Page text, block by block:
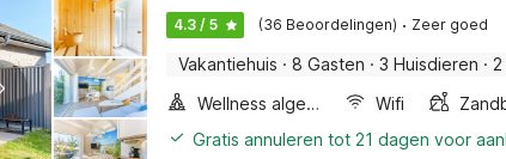
4.3 / 5 (36 Beoordelingen) · Zeer goed
Vakantiehuis · 8 Gasten · 3 Huisdieren ·
Wellness algemeen
Wifi
Gratis annuleren tot 21 dagen voor